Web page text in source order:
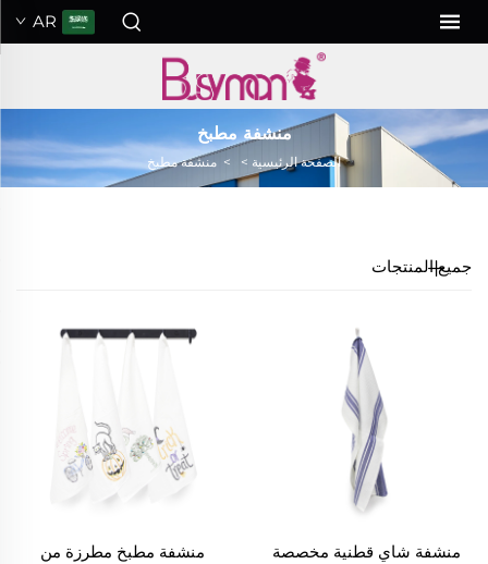
AR
منشفة مطبخ
الصفحة الرئيسية >
> منشفة مطبخ
جميع المنتجات
منشفة شاي قطنية مخصصة
منشفة مطبخ مطرزة من